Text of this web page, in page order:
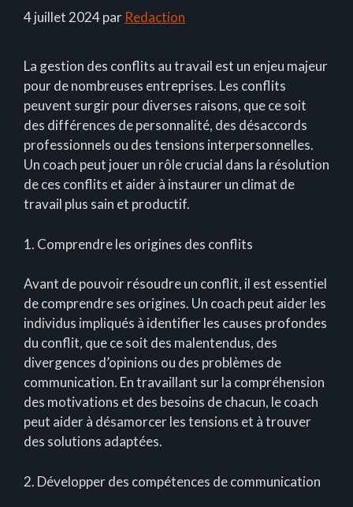
4 juillet 2024par Redaction
La gestion des conflits au travail est un enjeu majeur
pour de nombreuses entreprises. Les conflits
peuvent surgir pour diverses raisons, que ce soit
des différences de personnalité, des désaccords
professionnels ou des tensions interpersonnelles.
Un coach peut jouer un rôle crucial dans la résolution
de ces conflits et aider à instaurer un climat de
travail plus sain et productif.
1. Comprendre les origines des conflits
Avant de pouvoir résoudre un conflit, il est essentiel
de comprendre ses origines. Un coach peut aider les
individus impliqués à identifier les causes profondes
du conflit, que ce soit des malentendus, des
divergences d’opinions ou des problèmes de
communication. En travaillant sur la compréhension
des motivations et des besoins de chacun, le coach
peut aider à désamorcer les tensions et à trouver
des solutions adaptées.
2. Développer des compétences de communication